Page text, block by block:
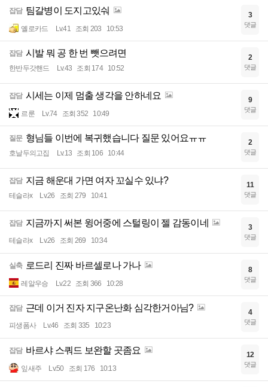
잡담 팀갈병이 도지고있숴
옐로카드 Lv.41 조회 203 10:53
3
댓글
잡담 시발 뭐 공 한 번 뺏으려면
한반두갓핸드 Lv.43 조회 174 10:52
2
댓글
잡담 시세는 이제 멈출 생각을 안하네요
르룬 Lv.74 조회 352 10:49
9
댓글
질문 형님들 이번에 복귀했습니다 질문 있어요ㅠㅠ
호날두의고집 Lv.13 조회 106 10:44
2
댓글
잡담 지금 해운대 가면 여자 꼬실수 있냐?
테슬라x Lv.26 조회 279 10:41
11
댓글
잡담 지금까지 써본 윙어중에 스털링이 젤 감동이네
테슬라x Lv.26 조회 269 10:34
3
댓글
실축 로드리 진짜 바르셀로나 가나
레알우승 Lv.22 조회 366 10:28
8
댓글
잡담 근데 이거 진자 지구온난화 심각한거아님?
피생폼사 Lv.46 조회 335 10:23
4
댓글
잡담 바르샤 스쿼드 보완할 곳좀요
잎새주 Lv.50 조회 176 10:13
12
댓글